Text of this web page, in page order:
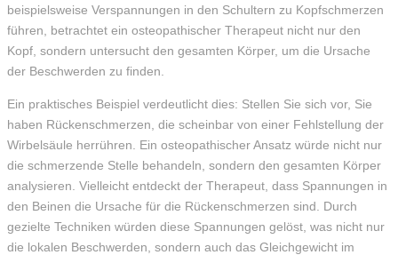
beispielsweise Verspannungen in den Schultern zu Kopfschmerzen
führen, betrachtet ein osteopathischer Therapeut nicht nur den
Kopf, sondern untersucht den gesamten Körper, um die Ursache
der Beschwerden zu finden.
Ein praktisches Beispiel verdeutlicht dies: Stellen Sie sich vor, Sie
haben Rückenschmerzen, die scheinbar von einer Fehlstellung der
Wirbelsäule herrühren. Ein osteopathischer Ansatz würde nicht nur
die schmerzende Stelle behandeln, sondern den gesamten Körper
analysieren. Vielleicht entdeckt der Therapeut, dass Spannungen in
den Beinen die Ursache für die Rückenschmerzen sind. Durch
gezielte Techniken würden diese Spannungen gelöst, was nicht nur
die lokalen Beschwerden, sondern auch das Gleichgewicht im